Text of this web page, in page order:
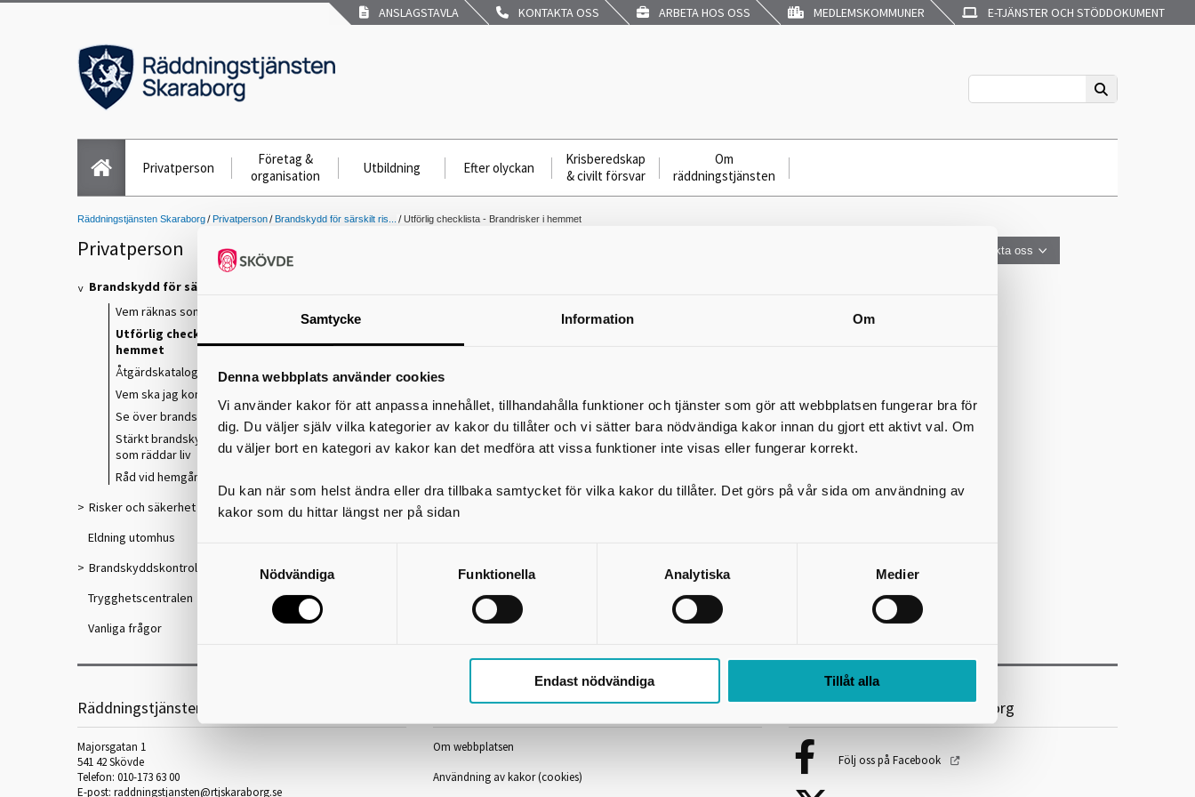
Samtycke Information Om
Denna webbplats använder cookies
Vi använder kakor för att anpassa innehållet, tillhandahålla funktioner och tjänster som gör att webbplatsen fungerar bra för
dig. Du väljer själv vilka kategorier av kakor du tillåter och vi sätter bara nödvändiga kakor innan du gjort ett aktivt val. Om
du väljer bort en kategori av kakor kan det medföra att vissa funktioner inte visas eller fungerar korrekt.
Du kan när som helst ändra eller dra tillbaka samtycket för vilka kakor du tillåter. Det görs på vår sida om användning av
kakor som du hittar längst ner på sidan
Nödvändiga Funktionella Analytiska Medier
Endast nödvändiga Tillåt alla
ANSLAGSTAVLA KONTAKTA OSS ARBETA HOS OSS MEDLEMSKOMMUNER E-TJÄNSTER OCH STÖDDOKUMENT
Privatperson
Företag &
organisation
Utbildning Efter olyckan
Krisberedskap
& civilt försvar
Om
räddningstjänsten
Räddningstjänsten Skaraborg Privatperson Brandskydd för särskilt ris... Utförlig checklista - Brandrisker i hemmet
Privatperson
Brandskydd för särskilt riskutsatta
Vem räknas som särskilt riskutsatt?
Utförlig checklista - Brandrisker i
hemmet
Åtgärdskatalogen
Vem ska jag kontakta i min kommun?
Se över brandsäkerheten hemma
Stärkt brandskydd – Tekniska hjälpmedel
som räddar liv
Råd vid hemgång
Risker och säkerhet
Eldning utomhus
Brandskyddskontroll och sotning
Trygghetscentralen
Vanliga frågor
Kontakta oss
hittats och hur den ska åtgärdas.
Skriv ut
Räddningstjänsten Skaraborg
Majorsgatan 1
541 42 Skövde
Telefon: 010-173 63 00
E-post: raddningstjansten@rtjskaraborg.se
Information och länkar
Om webbplatsen
Användning av kakor (cookies)
Följ Räddningstjänsten Skaraborg
Följ oss på Facebook